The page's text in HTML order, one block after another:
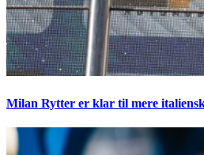
Milan Rytter er klar til mere